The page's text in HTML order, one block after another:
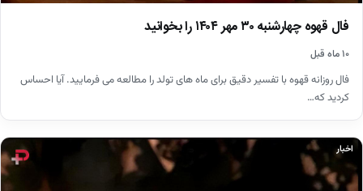
فال قهوه چهارشنبه ۳۰ مهر ۱۴۰۴ را بخوانید
۱۰ ماه قبل
فال روزانه قهوه با تفسیر دقیق برای ماه های تولد را مطالعه می فرمایید. آیا احساس
کردید که…
اخبار